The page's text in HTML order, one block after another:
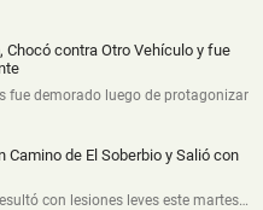
Chocó contra Otro Vehículo y fue
fue demorado luego de protagonizar
Camino de El Soberbio y Salió con
con lesiones leves este martes…